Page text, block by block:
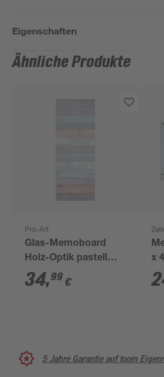
Eigenschaften
Ähnliche Produkte
Pro-Art
Glas-Memoboard
Holz-Optik pastell
magnetisch 30 x 80
cm
34,99 €
x
5 Jahre Garantie auf toom